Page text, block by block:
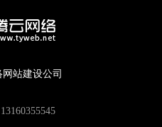
站建设公司
13160355545